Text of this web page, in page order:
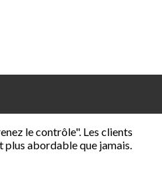
le contrôle". Les clients
abordable que jamais.